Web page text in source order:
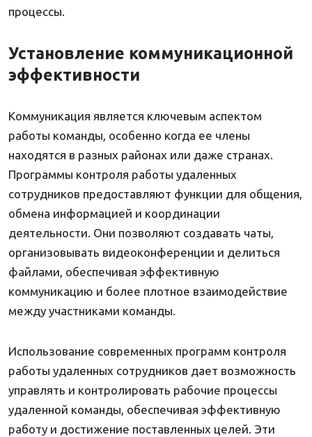
процессы.
Установление коммуникационной
эффективности
Коммуникация является ключевым аспектом
работы команды, особенно когда ее члены
находятся в разных районах или даже странах.
Программы контроля работы удаленных
сотрудников предоставляют функции для общения,
обмена информацией и координации
деятельности. Они позволяют создавать чаты,
организовывать видеоконференции и делиться
файлами, обеспечивая эффективную
коммуникацию и более плотное взаимодействие
между участниками команды.
Использование современных программ контроля
работы удаленных сотрудников дает возможность
управлять и контролировать рабочие процессы
удаленной команды, обеспечивая эффективную
работу и достижение поставленных целей. Эти